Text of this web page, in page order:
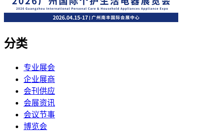
分类
专业展会
企业展商
会刊供应
会展资讯
会议节事
博览会